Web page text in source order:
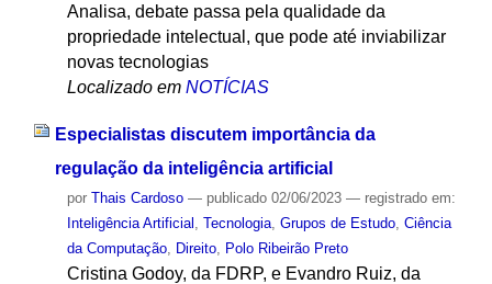
Analisa, debate passa pela qualidade da
propriedade intelectual, que pode até inviabilizar
novas tecnologias
Localizado em NOTÍCIAS
Especialistas discutem importância da
regulação da inteligência artificial
por Thais Cardoso — publicado02/06/2023 — registrado em:
Inteligência Artificial Tecnologia, Grupos de Estudo, Ciência
da Computação, Direito, Polo Ribeirão Preto
Cristina Godoy, da FDRP, e Evandro Ruiz, da